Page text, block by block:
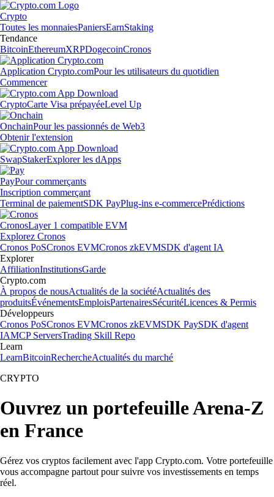
Crypto
Toutes les monnaiesPaniersEarnStaking
Tendance
BitcoinEthereumXRPDogecoinCronos
Application Crypto.comPour les utilisateurs du quotidien
Commencer
CryptoCarte Visa prépayéeLevel Up
OnchainPour les passionnés de Web3
Obtenir l'extension
SwapStakerExplorer les dApps
PayPour commerçants
Inscription commerçant
Terminal de paiementSDK PayPlug-ins e-commercePrédictions
CronosLayer 1 compatible EVM
Explorez Cronos
Cronos PoSCronos EVMCronos zkEVMSDK d'agent IA
Explorer
AffiliationInstitutionsGarde
Crypto.com
À propos de nousActualités de la sociétéActualités des
produitsÉvénementsEmploisPartenairesSécuritéLicences & Permis
Développeurs
Cronos PoSCronos EVMCronos zkEVMSDK PaySDK d'agent
IAMCP ServersTrading Skill Repo
Learn
LearnBitcoinRechercheActualités du marché
CRYPTO
Ouvrez un portefeuille Arena-Z
en France
Gérez vos cryptos facilement avec l'app Crypto.com. Votre portefeuille
vous accompagne partout pour suivre vos investissements en temps
réel.